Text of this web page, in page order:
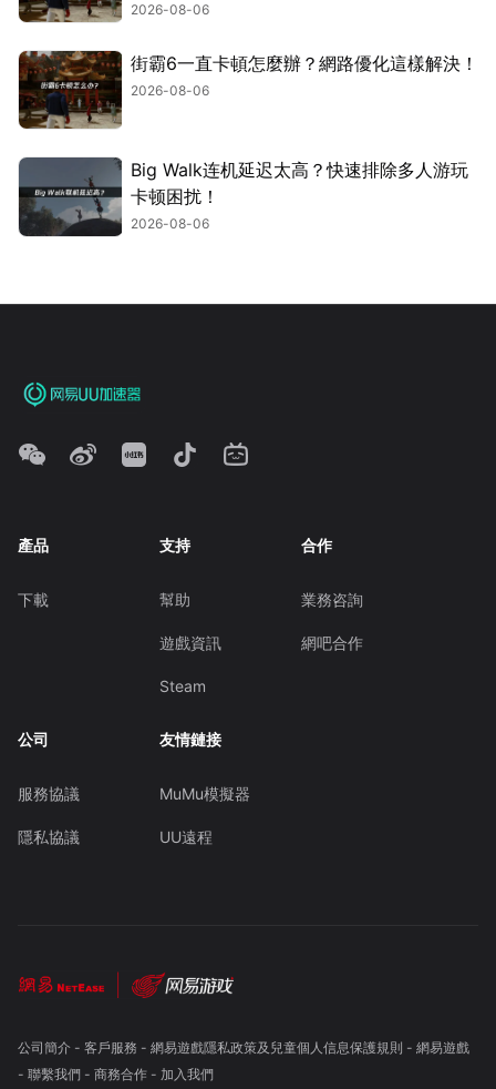
2026-08-06
街霸6一直卡頓怎麼辦？網路優化這樣解決！
2026-08-06
Big Walk连机延迟太高？快速排除多人游玩
卡顿困扰！
2026-08-06
產品
下載
支持
幫助
遊戲資訊
Steam
合作
業務咨詢
網吧合作
公司
服務協議
隱私協議
友情鏈接
MuMu模擬器
UU遠程
公司簡介- 客戶服務 - 網易遊戲隱私政策及兒童個人信息保護規則 - 網易遊戲
- 聯繫我們- 商務合作- 加入我們